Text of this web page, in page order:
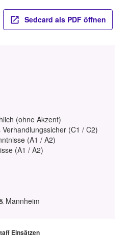
Sedcard als PDF öffnen
(ohne Akzent)
(C1 / C2)
(A1 / A2)
(A1 / A2)
Mannheim
Einsätzen